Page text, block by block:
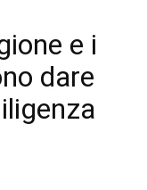
e i
dare